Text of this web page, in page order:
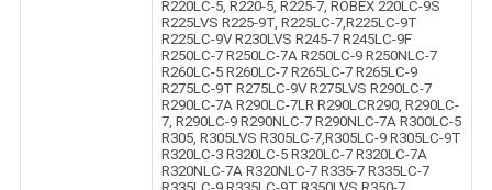
R220LC-5, R220-5, R225-7, ROBEX 220LC-9S
R225LVS R225-9T, R225LC-7,R225LC-9T
R225LC-9V R230LVS R245-7 R245LC-9F
R250LC-7 R250LC-7A R250LC-9 R250NLC-7
R260LC-5 R260LC-7 R265LC-7 R265LC-9
R275LC-9T R275LC-9V R275LVS R290LC-7
R290LC-7A R290LC-7LR R290LCR290, R290LC-
7, R290LC-9 R290NLC-7 R290NLC-7A R300LC-5
R305, R305LVS R305LC-7,R305LC-9 R305LC-9T
R320LC-3 R320LC-5 R320LC-7 R320LC-7A
R320NLC-7A R320NLC-7 R335-7 R335LC-7